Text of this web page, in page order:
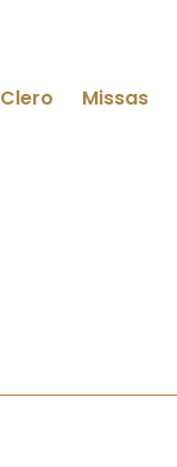
Clero Missas